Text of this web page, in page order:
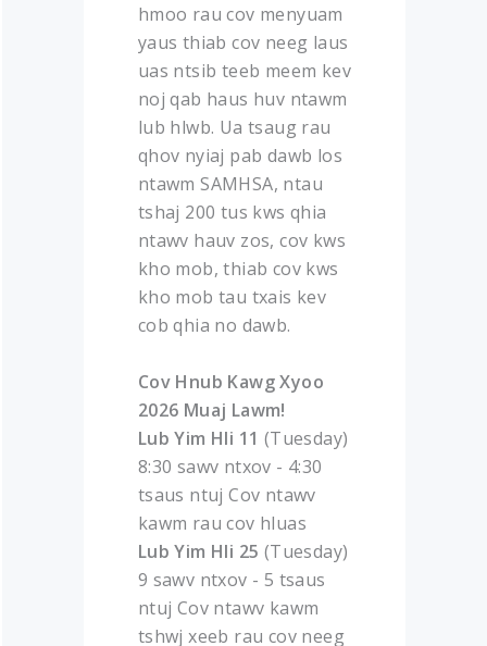
hmoo rau cov menyuam
yaus thiab cov neeg laus
uas ntsib teeb meem kev
noj qab haus huv ntawm
lub hlwb. Ua tsaug rau
qhov nyiaj pab dawb los
ntawm SAMHSA, ntau
tshaj 200 tus kws qhia
ntawv hauv zos, cov kws
kho mob, thiab cov kws
kho mob tau txais kev
cob qhia no dawb.
Cov Hnub Kawg Xyoo
2026 Muaj Lawm!
Lub Yim Hli 11 (Tuesday)
8:30 sawv ntxov - 4:30
tsaus ntuj Cov ntawv
kawm rau cov hluas
Lub Yim Hli 25 (Tuesday)
9 sawv ntxov - 5 tsaus
ntuj Cov ntawv kawm
tshwj xeeb rau cov neeg